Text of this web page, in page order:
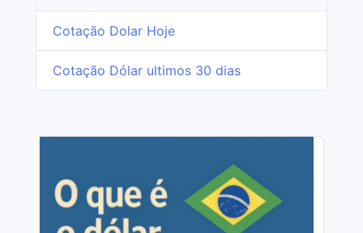
Cotação Dolar Hoje
Cotação Dólar ultimos 30 dias